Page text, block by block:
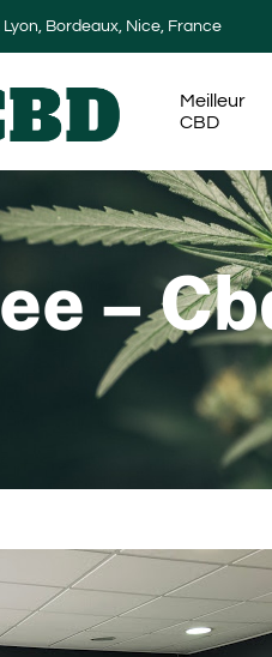
Lyon, Bordeaux, Nice, France
Meilleur
CBD
–